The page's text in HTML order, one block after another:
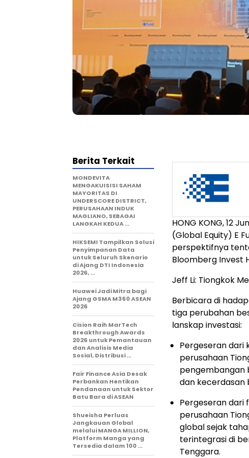
HONG KONG, 12
(Global Equity) E
perspektifnya
Bloomberg Invest
Jeff Li: Tiongkok
Berbicara di
tiga perubahan
lanskap investasi:
Pergeseran dari
perusahaan
pengembangan
dan kecerdasan
Pergeseran dari
perusahaan
global sejak
terintegrasi di
Tenggara.
Berita Terkait
MONDEVITA
MENGAKUISISI SAHAM
MAYORITAS DI
UNDERSCORE DISTRICT,
PERUSAHAAN INDUK
MAGLIANO, SEBAGAI
LANGKAH KEDUA …
HIKSEMI Tampilkan Solusi
Penyimpanan Data
untuk Seluruh Skenario
di Ajang DTI Indonesia
2026, …
Huawei Jadi Mitra bagi
Ajang GSMA M360 ASEAN
2026
Cision Raih MarTech
Breakthrough Awards
2026 untuk Pemantauan
dan Analisis Media
Sosial, Distribusi …
Fair Finance Asia Desak
Perbankan Hentikan
Pendanaan untuk Sektor
Batu Bara di ASEAN
Shueisha Perluas
Jangkauan Global
melalui MANGA MILLION,
Platform Manga yang
Tersedia dalam 100 …